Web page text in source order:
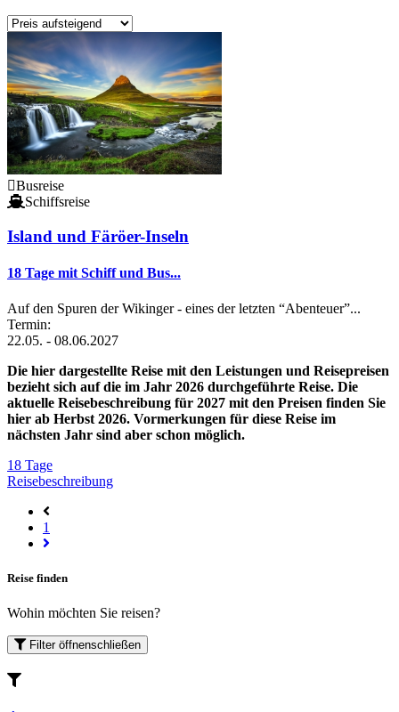
Busreise
Schiffsreise
Island und Färöer-Inseln
18 Tage mit Schiff und Bus...
Auf den Spuren der Wikinger - eines der letzten “Abenteuer”...
Termin:
22.05. - 08.06.2027
Die hier dargestellte Reise mit den Leistungen und Reisepreisen
bezieht sich auf die im Jahr 2026 durchgeführte Reise. Die
aktuelle Reisebeschreibung für 2027 mit den Preisen finden Sie
hier ab Herbst 2026. Vormerkungen für diese Reise im
nächsten Jahr sind aber schon möglich.
18 Tage
Reisebeschreibung
1
Reise finden
Wohin möchten Sie reisen?
Filter öffnenschließen